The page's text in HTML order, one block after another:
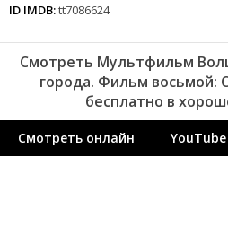
ID IMDB:tt7086624
Смотреть Мультфильм
города. Фильм восьмой:
бесплатно в
Смотреть онлайн